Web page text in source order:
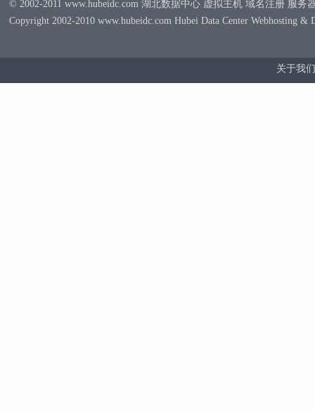
© 2002-2011 www.hubeidc.com 湖北数据中心 虚拟主机 域名注册 服务
Copyright 2002-2010 www.hubeidc.com Hubei Data Center Webhosting &
关于我们